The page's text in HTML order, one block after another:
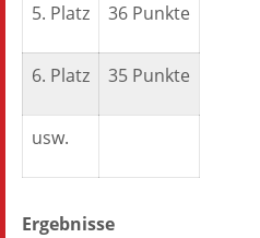
5. Platz 36 Punkte
6. Platz 35 Punkte
usw.
Ergebnisse